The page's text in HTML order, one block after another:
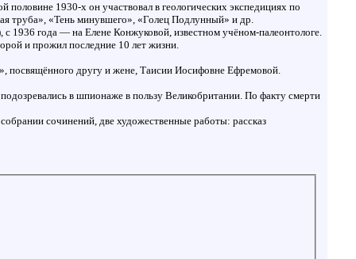
1930-х он участвовал в геологических экспедициях по
труба», «Тень минувшего», «Голец Подлунный» и др.
1936 года — на Елене Конжуковой, известном учёном-палеонтологе.
и прожил последние 10 лет жизни.
посвящённого другу и жене, Таисии Иосифовне Ефремовой.
в шпионаже в пользу Великобритании. По факту смерти
сочинений, две художественные работы: рассказ